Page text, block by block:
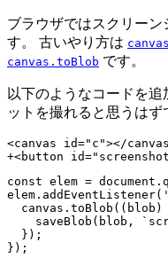
ブラウザではスクリーン
す。 古いやり方は
canvas.toBlob です。
以下のようなコードを
ットを撮れると思うはず
<canvas id="c"></
const elem =
canvas.toBlob((blob)
saveBlob(blob,
  });
});